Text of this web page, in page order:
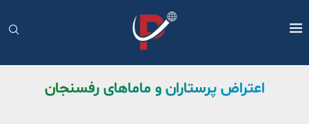
اعتراض پرستاران و ماماهای رفسنجان